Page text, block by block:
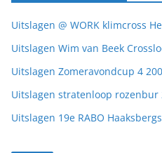
Uitslagen @ WORK klimcross
Uitslagen Wim van Beek
Uitslagen Zomeravondcup 4
Uitslagen stratenloop rozenbur
Uitslagen 19e RABO